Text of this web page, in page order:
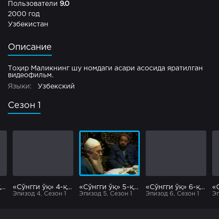
Пользователи 9.0
2000 год
Узбекистан
Описание
Тоҳир Маликнинг шу номдаги асари асосида яратилган
видеофильм.
Языки:
Узбекский
Сезон 1
«Сўнгги ўқ» 3-қисм «Сўнгги ўқ» 4-қисм
Эпизод 4, Сезон 1
«Сўнгги ўқ» 5-қисм
Эпизод 5, Сезон 1
«Сўнгги ўқ» 6-қисм
Эпизод 6, Сезон 1